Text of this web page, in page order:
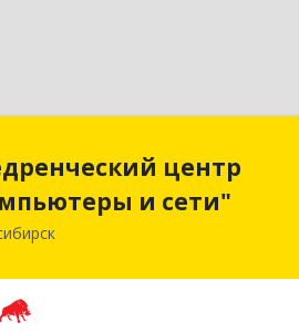
центр
и сети"
Внедренческий центр
"Компьютеры и сети"
630075, Новосибирская обл,